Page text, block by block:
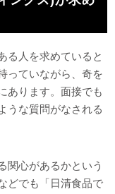
る人を求めていると
っていながら、奇を
あります。面接でも
うな質問がなされる
関心があるかという
どでも「日清食品で